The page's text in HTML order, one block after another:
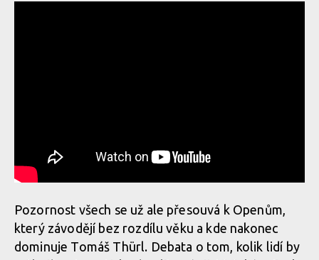
Pozornost všech se už ale přesouvá k Openům,
který závodějí bez rozdílu věku a kde nakonec
dominuje Tomáš Thürl. Debata o tom, kolik lidí by